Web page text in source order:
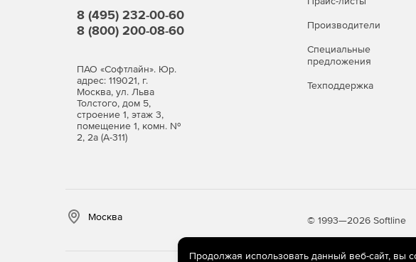
8 (495) 232-00-60
8 (800) 200-08-60
ПАО «Софтлайн». Юр.
адрес: 119021, г.
Москва, ул. Льва
Толстого, дом 5,
строение 1, этаж 3,
помещение 1, комн. №
2, 2а (А-311)
Производители
Специальные
предложения
Техподдержка
Москва © 1993—2026 Softline
Продолжая использовать данный веб-сайт, вы